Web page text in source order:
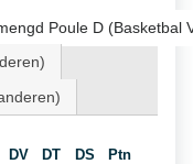
Poule D (Basketbal
DV DT DS Ptn